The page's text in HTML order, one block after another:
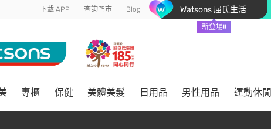
下載 APP 查詢門市 Blog Watsons 屈氏生活
新登場!!
專櫃 保健 美體美髮 日用品 男性用品 運動休閒